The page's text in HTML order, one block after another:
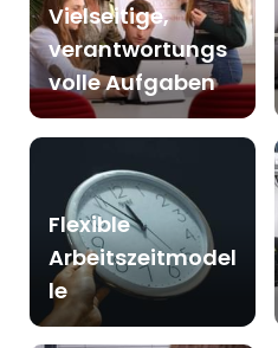
Vielseitige,
verantwortungs
volle Aufgaben
Flexible
Arbeitszeitmodel
le